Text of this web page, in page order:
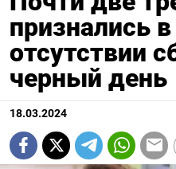
признались
отсутствии
черный день
18.03.2024